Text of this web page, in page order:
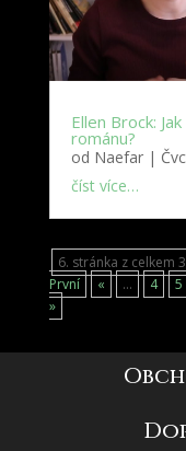
Ellen Brock:
románu?
od Naefar|
číst více…
6. stránka z celkem
První
« ... 4 5
»